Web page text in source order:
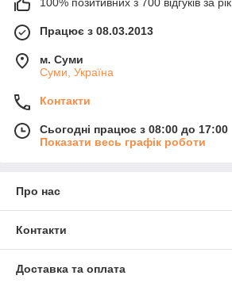
Працює з 08.03.2013
м. Суми
Суми, Україна
Контакти
Сьогодні працює з 08:00 до 17:00
Показати весь графік роботи
Про нас
Контакти
Доставка та оплата